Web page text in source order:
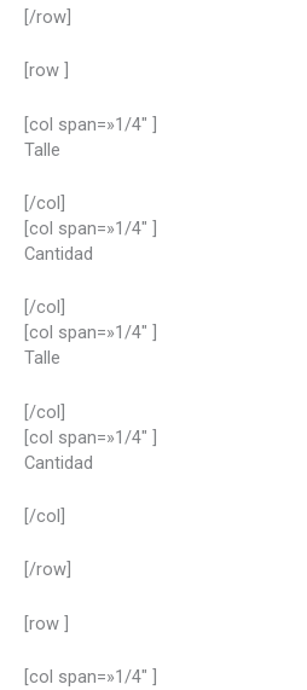
[/row]
[row ]
[col span=»1/4″ ]
Talle
[/col]
[col span=»1/4″ ]
Cantidad
[/col]
[col span=»1/4″ ]
Talle
[/col]
[col span=»1/4″ ]
Cantidad
[/col]
[/row]
[row ]
[col span=»1/4″ ]